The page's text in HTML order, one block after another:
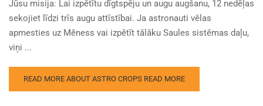
Jūsu misija: Lai izpētītu dīgtspēju un augu augšanu, 12 nedēļas
sekojiet līdzi trīs augu attīstībai. Ja astronauti vēlas
apmesties uz Mēness vai izpētīt tālāku Saules sistēmas daļu,
viņi ...
READ MORE ABOUT ASTRO CROPS READ MORE